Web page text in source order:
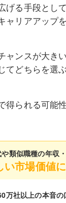
る手段とし
リアアップ
ャンスが大
どちらを選
られる可能
類似職種の年収
い市場価値
万社以上の本音の